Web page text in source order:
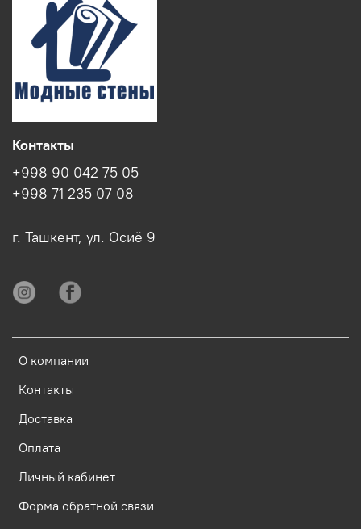
О компании
Контакты
Доставка
Оплата
Личный кабинет
Форма обратной связи
Контакты
+998 90 042 75 05
+998 71 235 07 08
г. Ташкент, ул. Осиё 9